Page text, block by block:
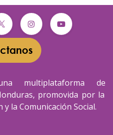
multiplataforma de
promovida por la
y la Comunicación Social.